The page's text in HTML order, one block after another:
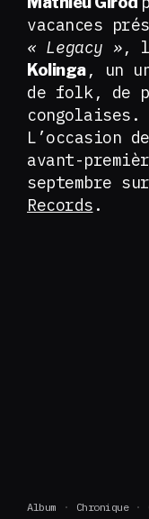
vacances
« Legacy »,
Kolinga, un
de folk, de
congolaises.
L’occasion
avant-
septembre
Records .
Album Chronique